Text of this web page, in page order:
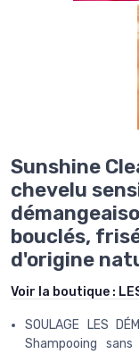
Sunshine
chevelu
bouclés,
d'origine
Voir la boutique :
SOULAGE LES
Shampooing